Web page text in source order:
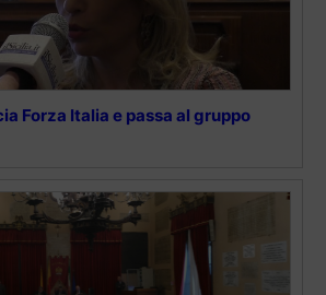
Forza Italia e passa al gruppo